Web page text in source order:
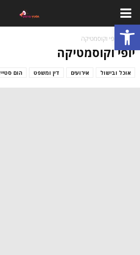
פתח סרגל נגישות
בית יופי וקוסמטיקה
יופי וקוסמטיקה
אוכל ובישול אירועים דין ומשפט הום